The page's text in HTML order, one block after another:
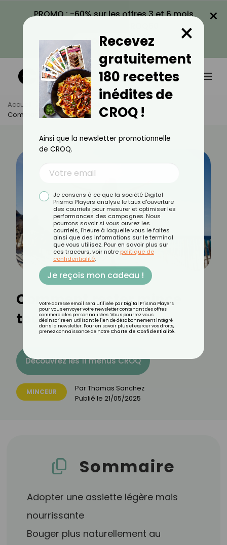
PROMO : -60% sur les offres 3 et 6 mois
VOIR LA PROMO
×
Accueil Actus
Minceur
Comment Rester Mince Tout L’été ?
Comment rester mince
tout l’été ?
Découvrez les 11 menus CROQ
MINCEUR ParThomas Sanchez
Publié le 21/05/2025
Sommaire
Adopter une assiette légère mais
nourrissante
Bouger plus naturellement au
Recevez
gratuitement
180 recettes
inédites de
CROQ !
×
Ainsi que la newsletter promotionnelle
de CROQ.
Je consens à ce que la société Digital
Prisma Players analyse le taux d'ouverture
des courriels pour mesurer et optimiser les
performances des campagnes. Nous
pourrons savoir si vous ouvrez les
courriels, l'heure à laquelle vous le faites
ainsi que des informations sur le terminal
que vous utilisez. Pour en savoir plus sur
ces traceurs, voir notre politique de
confidentialité.
Je reçois mon cadeau !
Votre adresse email sera utilisée par Digital Prisma Players
pour vous envoyer votre newsletter contenant des offres
commerciales personnalisées. Vous pourrez vous
désinscrire en utilisant le lien de désabonnement intégré
dans la newsletter. Pour en savoir plus et exercer vos droits,
prenez connaissance de notre Charte de Confidentialité.